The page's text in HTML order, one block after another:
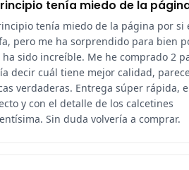
tenía miedo de la
tenía miedo de la página por si
pero me ha sorprendido para bien
ha sido increíble. Me he comprado 2
decir cuál tiene mejor calidad,
verdaderas. Entrega súper rápida,
y con el detalle de los calcetines
Sin duda volvería a comprar.